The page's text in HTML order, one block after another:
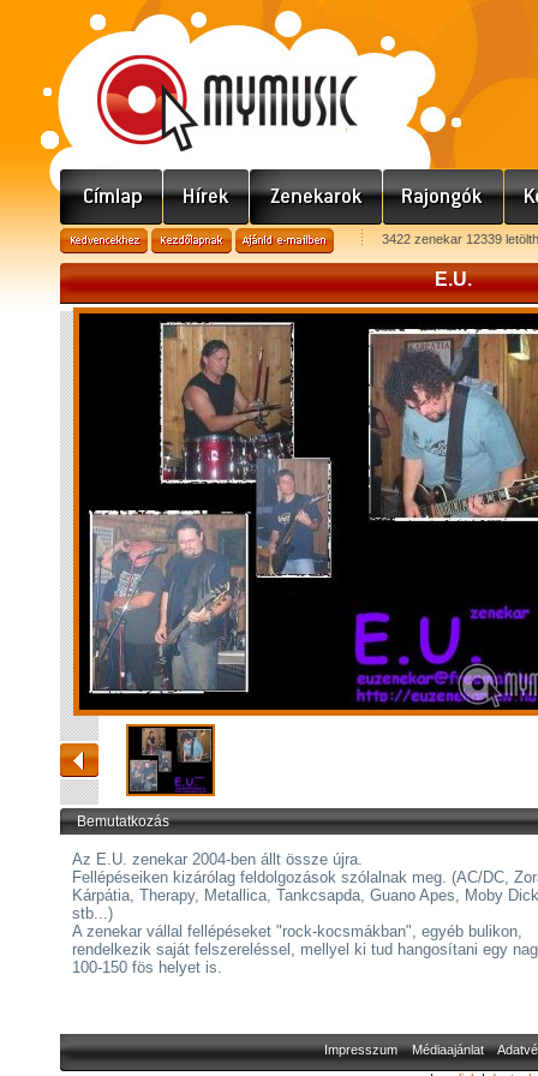
3422 zenekar 12339
E.U.
Bemutatkozás
Az E.U. zenekar 2004-ben állt össze újra.
Fellépéseiken kizárólag feldolgozások szólalnak meg. (AC/DC,
Kárpátia, Therapy, Metallica, Tankcsapda, Guano Apes, Moby
stb...)
A zenekar vállal fellépéseket "rock-kocsmákban", egyéb bulikon,
rendelkezik saját felszereléssel, mellyel ki tud hangosítani egy
100-150 fös helyet is.
Impresszum Médiaajánlat